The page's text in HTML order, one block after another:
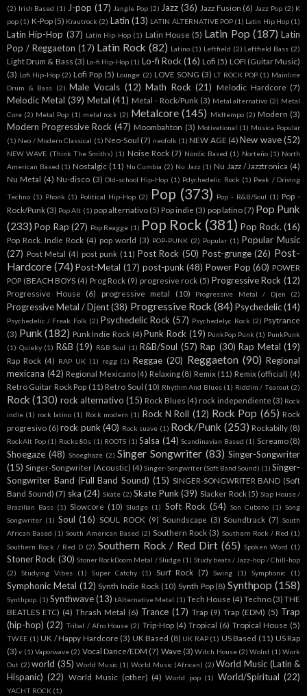
(2) Irish Based (1) J-pop (17) Jangle Pop (2) Jazz (36) Jazz Fusion (6) Jazz Pop (2) K
pop (1) K-Pop (5) Krautrock (2) Latin (13) LATIN ALTERNATIVE POP (1) Latin Hip Hop (1)
Latin Hip-Hop (37) Latín Hip-Hop (1) Latin House (5) Latin Pop (187) Latin
Pop / Reggaeton (17) Latin Rock (82) Latino (1) Leftfield (2) Leftfield Bass (2)
Light Drum & Bass (3) Lo-fi Hip-Hop (1) Lo-fi Rock (16) Lofi (5) LOFI (Guitar Music)
(3) Lofi Hip-Hop (2) Lofi Pop (5) Lounge (2) LOVE SONG (3) LT ROCK POP (1) Mainline
Drum & Bass (2) Male Vocals (12) Math Rock (21) Melodic Hardcore (7)
Melodic Metal (39) Metal (41) Metal - Rock/Punk (3) Metal alternativo (2) Metal
Core (2) Metal Pop (1) metal rock (2) Metalcore (145) Midtempo (2) Modern (3)
Modern Progressive Rock (47) Moombahton (3) Motivational (1) Música Popular
(1) Neo / Modern Classical (1) Neo-Soul (7) neofolk (1) NEW AGE (4) New wave (52)
NEW WAVE (Think The Smiths) (1) Noise Rock (7) Nordic Based (1) Norteño (1) North
American Based (1) Nostalgic (11) Nu Cumbia (2) Nu Jazz (1) Nu Jazz / Jazztronica (4)
Nu Metal (4) Nu-disco (3) Old-school Hip-Hop (1) Pdychedelic Rock (1) Peak / Driving
Techno (1) Phonk (1) Political Hip-Hop (2) Pop (373) Pop - R&B/Soul (1) Pop -
Rock/Punk (3) Pop Alt (1) pop alternativo (5) Pop indie (3) pop latino (7) Pop Punk
(233) Pop Rap (27) Pop Reagge (1) Pop Rock (381) Pop Rock. (16)
Pop Rock. Indie Rock (4) pop world (3) POP-PUNK (2) Popular (1) Popular Music
(27) Post Metal (4) post punk (11) Post Rock (50) Post-grunge (26) Post-
Hardcore (74) Post-Metal (17) post-punk (48) Power Pop (60) POWER
POP (BEACH BOYS (4) Prog Rock (9) progresive rock (5) Progressive Rock (12)
Progressive House (6) progressive metal (10) Progressive Metal / Djen (2)
Progressive Metal / Djent (38) Progressive Rock (84) Psychedelic(14)
Psychedelic / Freak Folk (2) Psychedelic Rock (57) Psychedelyc Rock (2) Psytrance
(3) Punk (182) Punk Indie Rock (4) Punk Rock (19) PunkPop Punk (1) PunkPunk
(1) Quieky (1) R&B (19) R&B Soul (1) R&B/Soul (57) Rap (30) Rap Metal (19)
Rap Rock (4) RAP UK (1) regg (1) Reggae (20) Reggaeton (90) Regional
mexicana (42) Regional Mexicano (4) Relaxing (8) Remix (11) Remix (official) (4)
Retro Guitar Rock Pop (11) Retro Soul (10) Rhythm And Blues (1) Riddim / Tearout (2)
Rock (130) rock alternativo (15) Rock Blues (4) rock independiente (3) Rock
indie (1) rock latino (1) Rock modern (1) Rock N Roll (12) Rock Pop (65) Rock
progresivo (6) rock punk (40) Rock suave (1) Rock/Punk (253) Rockabilly (8)
RockAlt Pop (1) Rocks 80s (1) ROOTS (1) Salsa (14) Scandinavian Based (1) Screamo (8)
Shoegaze (48) Shoeghaze (2) Singer Songwriter (83) Singer-Songwriter
(15) Singer-Songwriter (Acoustic) (4) Singer-Songwriter (Soft Band Sound) (1) Singer-
Songwriter Band (Full Band Sound) (15) SINGER-SONGWRITER BAND (Soft
Band Sound) (7) ska (24) Skate (2) Skate Punk (39) Slacker Rock (5) Slap House /
Brazilian Bass (1) Slowcore (10) Sludge (1) Soft Rock (54) Son Cubano (1) Song
Songwriter (1) Soul (16) SOUL ROCK (9) Soundscape (3) Soundtrack (7) South
African Based (1) South American Based (2) Southern Rock (3) Southern Rock / Red (1)
Southern Rock / Red D (2) Southern Rock / Red Dirt (65) Spoken Word (1)
Stoner Rock (30) Stoner RockDoom Metal / Sludge (1) Study beats / Jazz-hop / Chill-hop
(2)
Studying Vibes (1) Super Catchy (1) Surf Rock (7) Swing (1) Symphonic (1)
Symphonic Metal (12) Synth Indie Rock (10) Synth Pop (8) Synthpop (158)
Synthpop. (1) Synthwave (13) tAlternative Metal (1) Tech House (4) Techno (3) THE
BEATLES ETC) (4) Thrash Metal (6) Trance (17) Trap (9) Trap (EDM) (5) Trap
(hip-hop) (22) Tribal / Afro House (2) Trip-Hop (4) Tropical (6) Tropical House (5)
TWEE (1) UK / Happy Hardcore (3) UK Based (8) UK RAP (1) US Based (11) US Rap
(3) v (1) Vaporwave (2) Vocal Dance/EDM (7) Wave (3) Witch House (2) Wolrd (1) Work
Out (2) world (35) World Music (1) World Music (African) (2) World Music (Latin &
Hispanic) (22) World Music (other) (4) World pop (1) World/Spiritual (22)
YACHT ROCK (1)